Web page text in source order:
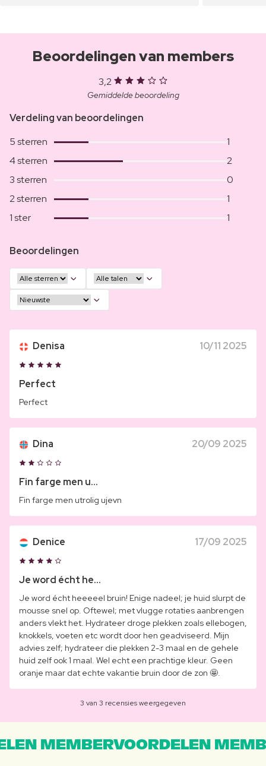
Beoordelingen van members
3,2
Gemiddelde beoordeling
Verdeling van beoordelingen
5 sterren
1
4 sterren
2
3 sterren
0
2 sterren
1
1 ster
1
Beoordelingen
Denisa 10/11 2025
Perfect
Perfect
Dina 20/09 2025
Fin farge men u...
Fin farge men utrolig ujevn
Denice 17/09 2025
Je word écht he...
Je word écht heeeeel bruin! Enige nadeel; je huid slurpt de
mousse snel op. Oftewel; met vlugge rotaties aanbrengen
anders vlekt het. Hydrateer droge plekken zoals ellebogen,
knokkels, voeten etc wordt door hen geadviseerd. Mijn
advies zelf; hydrateer die plekken 2-3 maal en de gehele
huid zelf ook 1 maal. Wel echt een prachtige kleur. Geen
oranje maar dat echte vakantie bruin door de zon 🤩.
3 van 3 recensies weergegeven
MEMBERVOORDELEN